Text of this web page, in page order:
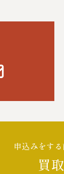
申込みをす
買